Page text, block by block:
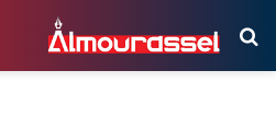
بحث
عن